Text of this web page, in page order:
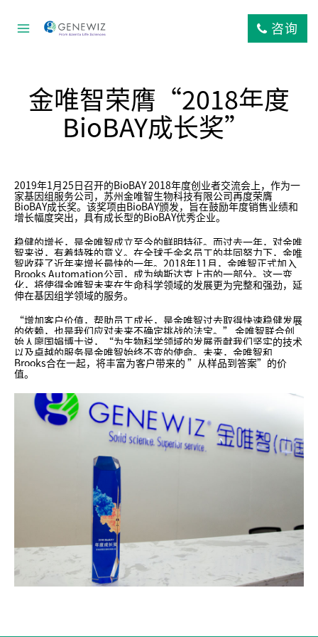
咨询
金唯智荣膺“2018年度
BioBAY成长奖”
2019年1月25日召开的BioBAY 2018年度创业者交流会上， 作为一
家基因组服务公司，苏州金唯智生物科技有限公司再度荣膺
BioBAY成长奖。该奖项由BioBAY颁发，旨在鼓励年度销售业绩和
增长幅度突出，具有成长型的BioBAY优秀企业。
稳健的增长，是金唯智成立至今的鲜明特征。而过去一年，对金唯
智来说，有着特殊的意义。在全球千余名员工的共同努力下，金唯
智收获了近年来增长最快的一年。2018年11月，金唯智正式加入
Brooks Automation公司，成为纳斯达克上市的一部分。这一变
化，将使得金唯智未来在生命科学领域的发展更为完整和强劲，延
伸在基因组学领域的服务。
“增加客户价值，帮助员工成长，是金唯智过去取得快速稳健发展
的依赖，也是我们应对未来不确定挑战的法宝。” 金唯智联合创
始人廖国娟博士说，“为生物科学领域的发展贡献我们坚实的技术
以及卓越的服务是金唯智始终不变的使命。未来，金唯智和
Brooks合在一起，将丰富为客户带来的 ”从样品到答案”的价
值。